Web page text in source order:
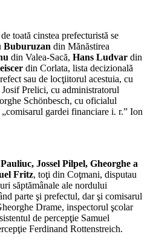
toată cinstea prefecturistă se
Buburuzan din Mănăstirea
din Valea-Sacă, Hans Ludvar din
din Corlata, lista decizională
sau de locţiitorul acestuia, cu
Prelici, cu administratorul
Schönbesch, cu oficialul
gardei financiare i. r.” Ion
Jossel Pilpel, Gheorghe a
Fritz, toţi din Coţmani, disputau
săptămânale ale nordului
parte şi prefectul, dar şi comisarul
Drame, inspectorul şcolar
de percepţie Samuel
Ferdinand Rottenstreich.